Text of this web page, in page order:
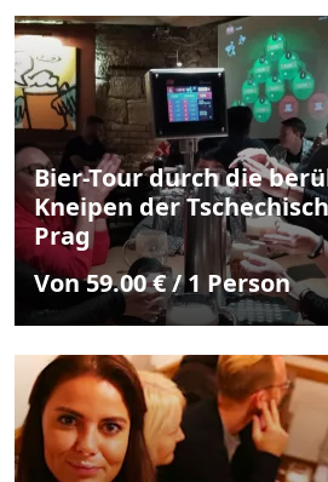
Bier-Tour durch die
Kneipen der
Prag
Von 59.00 € / 1 Person